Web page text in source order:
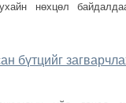
нөхцөл
бүтцийг